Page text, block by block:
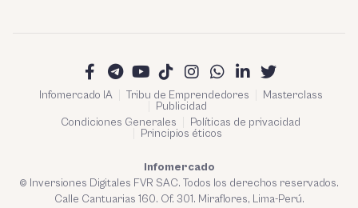
Infomercado IA Tribu de Emprendedores
Masterclass
Publicidad
Condiciones Generales
Políticas de privacidad
Principios éticos
Infomercado
© Inversiones Digitales FVR SAC. Todos los derechos reservados.
Calle Cantuarias 160. Of. 301. Miraflores, Lima-Perú.